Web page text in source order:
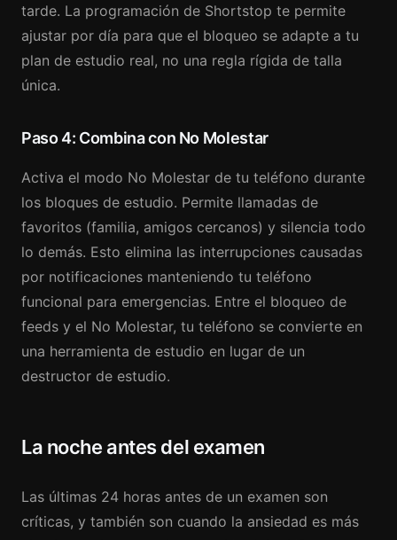
tarde. La programación de Shortstop te permite
ajustar por día para que el bloqueo se adapte a tu
plan de estudio real, no una regla rígida de talla
única.
Paso 4: Combina con No Molestar
Activa el modo No Molestar de tu teléfono durante
los bloques de estudio. Permite llamadas de
favoritos (familia, amigos cercanos) y silencia todo
lo demás. Esto elimina las interrupciones causadas
por notificaciones manteniendo tu teléfono
funcional para emergencias. Entre el bloqueo de
feeds y el No Molestar, tu teléfono se convierte en
una herramienta de estudio en lugar de un
destructor de estudio.
La noche antes del examen
Las últimas 24 horas antes de un examen son
críticas, y también son cuando la ansiedad es más